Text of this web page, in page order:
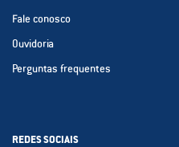
Fale conosco
Ouvidoria
Perguntas frequentes
REDES SOCIAIS